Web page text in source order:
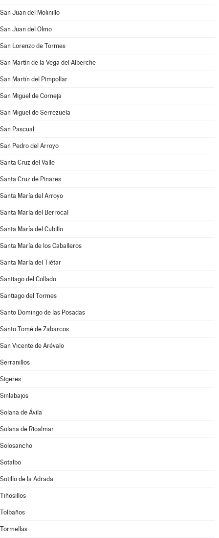
San Juan del Molinillo
San Juan del Olmo
San Lorenzo de Tormes
San Martín de la Vega del Alberche
San Martín del Pimpollar
San Miguel de Corneja
San Miguel de Serrezuela
San Pascual
San Pedro del Arroyo
Santa Cruz del Valle
Santa Cruz de Pinares
Santa María del Arroyo
Santa María del Berrocal
Santa María del Cubillo
Santa María de los Caballeros
Santa María del Tiétar
Santiago del Collado
Santiago del Tormes
Santo Domingo de las Posadas
Santo Tomé de Zabarcos
San Vicente de Arévalo
Serranillos
Sigeres
Sinlabajos
Solana de Ávila
Solana de Rioalmar
Solosancho
Sotalbo
Sotillo de la Adrada
Tiñosillos
Tolbaños
Tormellas